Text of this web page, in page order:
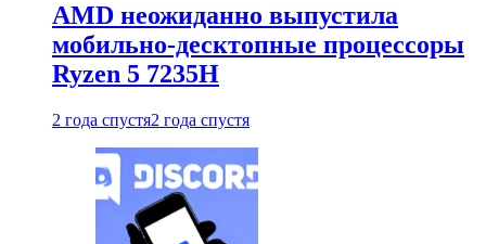
AMD неожиданно выпустила
мобильно-десктопные процессоры
Ryzen 5 7235H
2 года спустя2 года спустя